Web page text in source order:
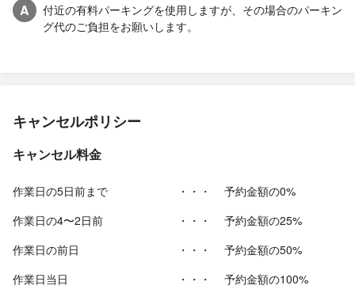
A
付近の有料パーキングを使用しますが、その場合のパーキン
グ代のご負担をお願いします。
キャンセルポリシー
キャンセル料金
作業日の5日前まで ・・・
予約金額の0%
作業日の4〜2日前
・・・
予約金額の25%
作業日の前日
・・・
予約金額の50%
作業日当日
・・・ 予約金額の100%